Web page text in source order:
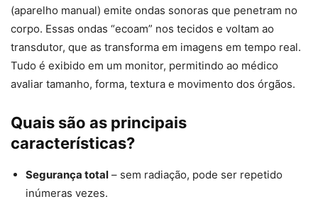
(aparelho manual) emite ondas sonoras que penetram no
corpo. Essas ondas “ecoam” nos tecidos e voltam ao
transdutor, que as transforma em imagens em tempo real.
Tudo é exibido em um monitor, permitindo ao médico
avaliar tamanho, forma, textura e movimento dos órgãos.
Quais são as principais
características?
Segurança total – sem radiação, pode ser repetido
inúmeras vezes.